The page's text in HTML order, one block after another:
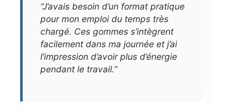
“J’avais besoin d’un format pratique
pour mon emploi du temps très
chargé. Ces gommes s’intègrent
facilement dans ma journée et j’ai
l’impression d’avoir plus d’énergie
pendant le travail.”